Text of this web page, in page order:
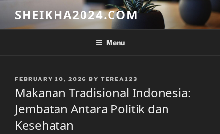
content
SHEIKHA2024.COM
Menu
POSTED
FEBRUARY 10, 2026 BY TEREA123
Makanan Tradisional Indonesia:
Jembatan Antara Politik dan
Kesehatan